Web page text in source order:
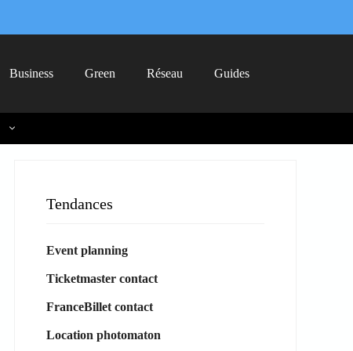
Business Green Réseau Guides
Tendances
Event planning
Ticketmaster contact
FranceBillet contact
Location photomaton